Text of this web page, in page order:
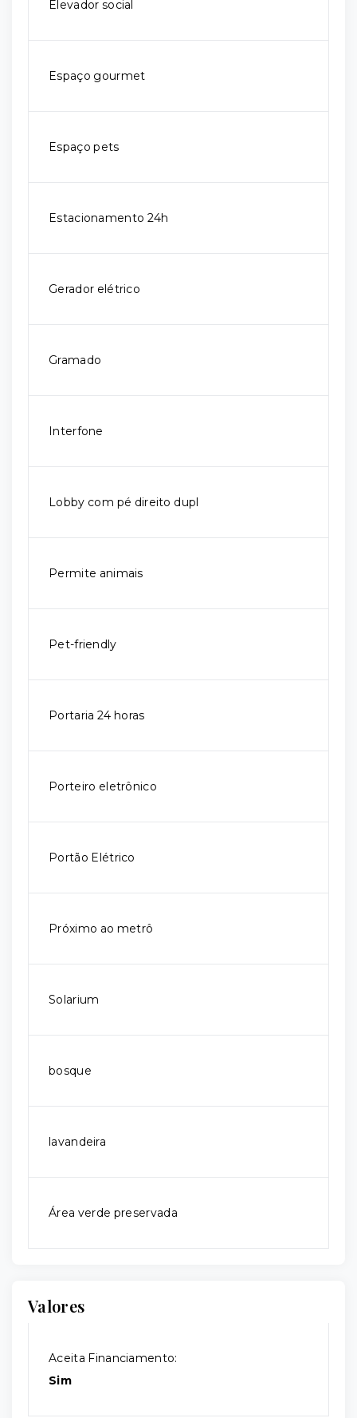
Elevador social
Espaço gourmet
Espaço pets
Estacionamento 24h
Gerador elétrico
Gramado
Interfone
Lobby com pé direito dupl
Permite animais
Pet-friendly
Portaria 24 horas
Porteiro eletrônico
Portão Elétrico
Próximo ao metrô
Solarium
bosque
lavandeira
Área verde preservada
Valores
Aceita Financiamento:
Sim